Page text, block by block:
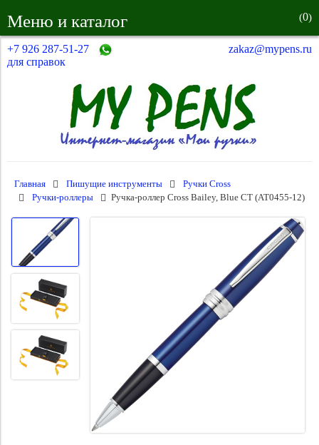
Меню и каталог (0)
+7 926 287-51-27
для справок
zakaz@mypens.ru
Главная Пишущие инструменты
Ручки Cross
Ручки-роллеры
Ручка-роллер Cross Bailey, Blue CT (AT0455-12)